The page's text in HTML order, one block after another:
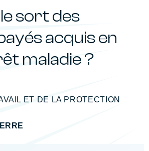
sort des
acquis en
maladie ?
ET DE LA PROTECTION